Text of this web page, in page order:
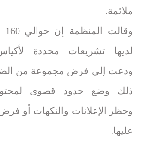
ملائمة.
لديها تشريعات محددة لأكياس
ودعت إلى فرض مجموعة من
ذلك وضع حدود قصوى لمحتوى
وحظر الإعلانات والنكهات أو
عليها.